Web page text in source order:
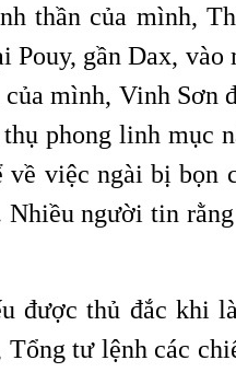
thần của mình,
Pouy, gần Dax, vào
mình, Vinh Sơn
phong linh mục
về việc ngài bị bọn
người tin
được thủ đắc khi
tư lệnh các